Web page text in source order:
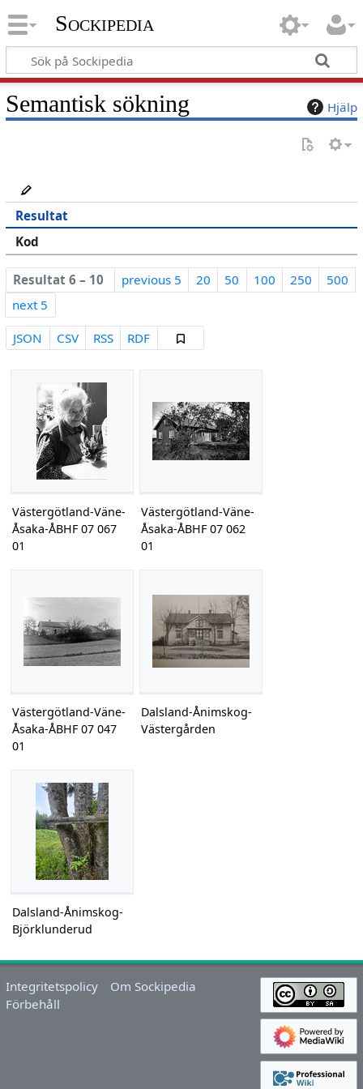
Sockipedia
Hjälp
Semantisk sökning
Resultat
Kod
Resultat 6 – 10 previous 5 20 50 100 250
500
next 5
JSON CSV RSS RDF
Västergötland-Väne-
Åsaka-ÅBHF 07 067
01
Västergötland-Väne-
Åsaka-ÅBHF 07 062
01
Västergötland-Väne-
Åsaka-ÅBHF 07 047
01
Dalsland-Ånimskog-
Västergården
Dalsland-Ånimskog-
Björklunderud
Integritetspolicy
Om Sockipedia
Förbehåll